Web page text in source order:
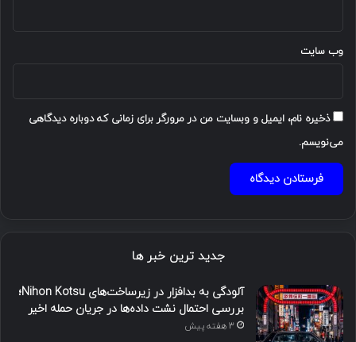
وب‌ سایت
ذخیره نام، ایمیل و وبسایت من در مرورگر برای زمانی که دوباره دیدگاهی
می‌نویسم.
جدید ترین خبر ها
آلودگی به بدافزار در زیرساخت‌های Nihon Kotsu؛
بررسی احتمال نشت داده‌ها در جریان حمله اخیر
3 هفته پیش